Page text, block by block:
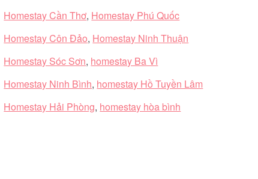
Homestay Cần Thơ, Homestay Phú Quốc
Homestay Côn Đảo, Homestay Ninh Thuận
Homestay Sóc Sơn, homestay Ba Vì
Homestay Ninh Bình, homestay Hồ Tuyền Lâm
Homestay Hải Phòng, homestay hòa bình